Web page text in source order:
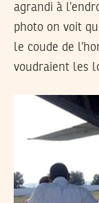
agrandi à
photo on voit
le coude de
voudraient les